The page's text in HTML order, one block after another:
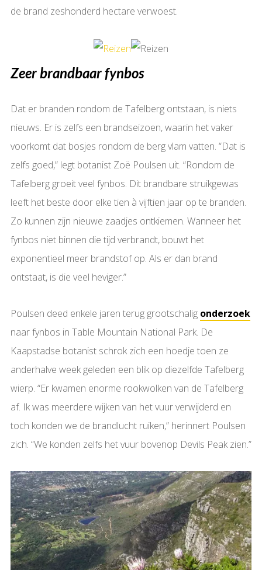
de brand zeshonderd hectare verwoest.
Zeer brandbaar fynbos
Dat er branden rondom de Tafelberg ontstaan, is niets
nieuws. Er is zelfs een brandseizoen, waarin het vaker
voorkomt dat bosjes rondom de berg vlam vatten. “Dat is
zelfs goed,” legt botanist Zoë Poulsen uit. “Rondom de
Tafelberg groeit veel fynbos. Dit brandbare struikgewas
leeft het beste door elke tien à vijftien jaar op te branden.
Zo kunnen zijn nieuwe zaadjes ontkiemen. Wanneer het
fynbos niet binnen die tijd verbrandt, bouwt het
exponentieel meer brandstof op. Als er dan brand
ontstaat, is die veel heviger.”
Poulsen deed enkele jaren terug grootschalig onderzoek
naar fynbos in Table Mountain National Park. De
Kaapstadse botanist schrok zich een hoedje toen ze
anderhalve week geleden een blik op diezelfde Tafelberg
wierp. “Er kwamen enorme rookwolken van de Tafelberg
af. Ik was meerdere wijken van het vuur verwijderd en
toch konden we de brandlucht ruiken,” herinnert Poulsen
zich. “We konden zelfs het vuur bovenop Devils Peak zien.”